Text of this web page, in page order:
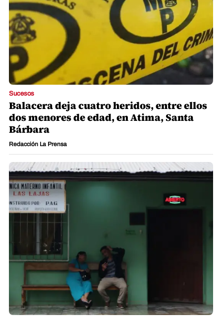
Sucesos
Balacera deja cuatro heridos, entre ellos
dos menores de edad, en Atima, Santa
Bárbara
Redacción La Prensa